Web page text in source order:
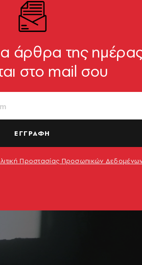
για τη νέα του ταινία
άρθρα της
στο mail σου
ΕΓΓΡΑΦΗ
Προστασίας Προσωπικών